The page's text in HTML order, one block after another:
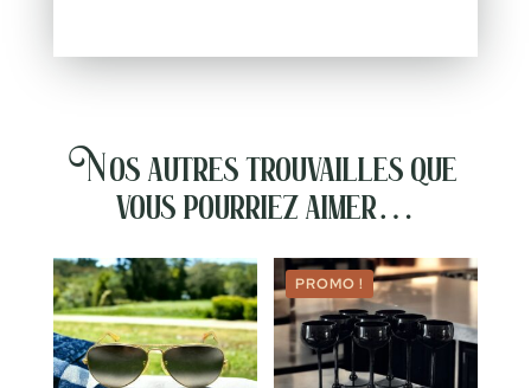
Nos autres trouvailles que
vous pourriez aimer…
PROMO !